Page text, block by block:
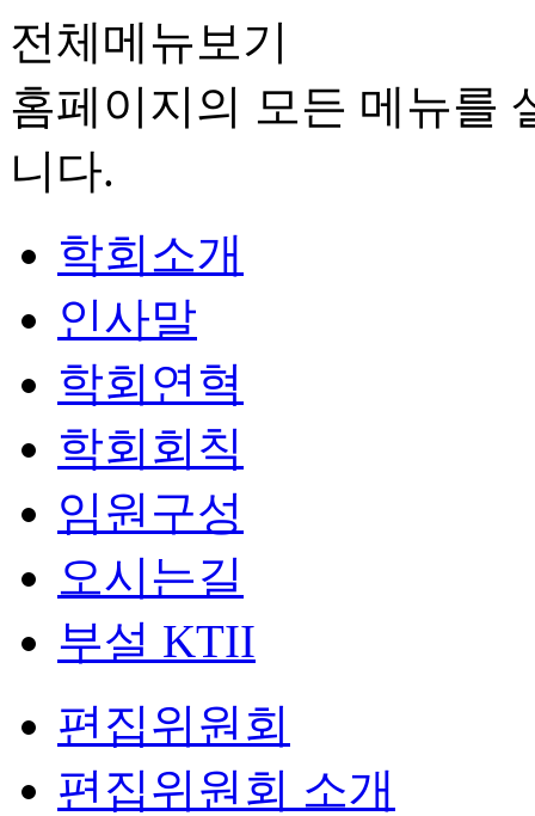
전체메뉴보기
홈페이지의 모든 메뉴를
니다.
학회소개
인사말
학회연혁
학회회칙
임원구성
오시는길
부설 KTII
편집위원회
편집위원회 소개